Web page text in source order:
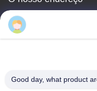
Intubação
Good day, what product